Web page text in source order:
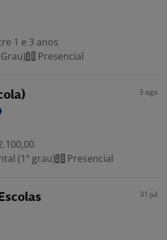
1 e 3 anos
Presencial
3 ago
(1º grau)
Presencial
31 jul